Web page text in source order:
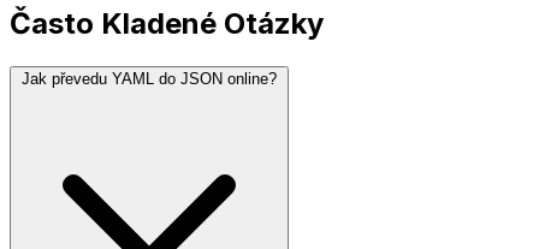
Často Kladené Otázky
Jak převedu YAML do JSON online?